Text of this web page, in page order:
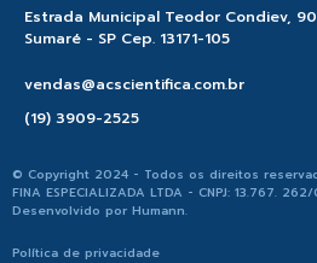
Estrada Municipal Teodor Condiev,
Sumaré - SP Cep. 13171-105
vendas@acscientifica.com.br
(19) 3909-2525
© Copyright 2024 - Todos os direitos
FINA ESPECIALIZADA LTDA - CNPJ: 13.767.
Desenvolvido por Humann.
Política de privacidade